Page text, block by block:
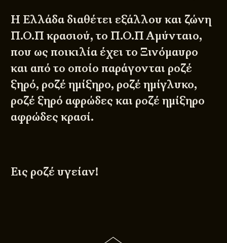
Η Ελλάδα διαθέτει εξάλλου και ζώνη
Π.Ο.Π κρασιού, το Π.Ο.Π Αμύνταιο,
που ως ποικιλία έχει το Ξινόμαυρο
και από το οποίο παράγονται ροζέ
ξηρό, ροζέ ημίξηρο, ροζέ ημίγλυκο,
ροζέ ξηρό αφρώδες και ροζέ ημίξηρο
αφρώδες κρασί.
Εις ροζέ υγείαν!